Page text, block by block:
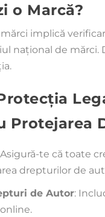
o Marcă?
implică
național de
Protejarea
Asigură-te că toate
drepturilor de
de Autor: